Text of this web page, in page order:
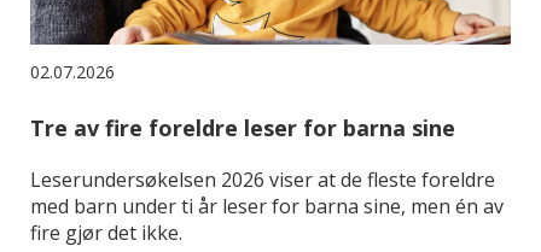
02.07.2026
Tre av fire foreldre leser for barna sine
Leserundersøkelsen 2026 viser at de fleste foreldre
med barn under ti år leser for barna sine, men én av
fire gjør det ikke.